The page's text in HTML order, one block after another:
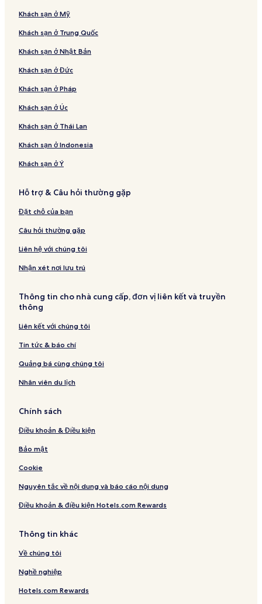
Khách sạn ở Mỹ
Khách sạn ở Trung Quốc
Khách sạn ở Nhật Bản
Khách sạn ở Đức
Khách sạn ở Pháp
Khách sạn ở Úc
Khách sạn ở Thái Lan
Khách sạn ở Indonesia
Khách sạn ở Ý
Hỗ trợ & Câu hỏi thường gặp
Đặt chỗ của bạn
Câu hỏi thường gặp
Liên hệ với chúng tôi
Nhận xét nơi lưu trú
Thông tin cho nhà cung cấp, đơn vị liên kết và truyền
thông
Liên kết với chúng tôi
Tin tức & báo chí
Quảng bá cùng chúng tôi
Nhân viên du lịch
Chính sách
Điều khoản & Điều kiện
Bảo mật
Cookie
Nguyên tắc về nội dung và báo cáo nội dung
Điều khoản & điều kiện Hotels.com Rewards
Thông tin khác
Về chúng tôi
Nghề nghiệp
Hotels.com Rewards